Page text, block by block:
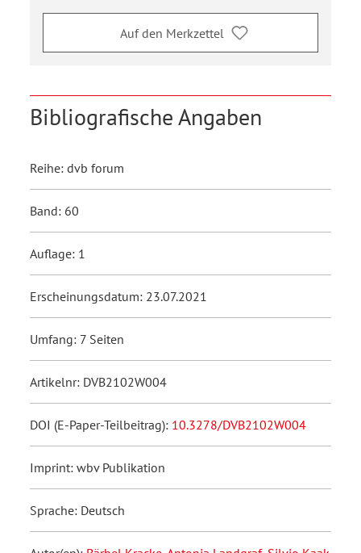
Auf den Merkzettel
Bibliografische Angaben
Reihe: dvb forum
Band: 60
Auflage: 1
Erscheinungsdatum: 23.07.2021
Umfang: 7 Seiten
Artikelnr: DVB2102W004
DOI (E-Paper-Teilbeitrag): 10.3278/DVB2102W004
Imprint: wbv Publikation
Sprache: Deutsch